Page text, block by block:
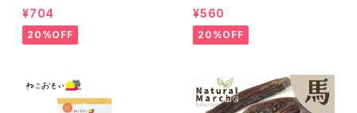
イヤークリーナー 30ml
¥704
20%OFF
ジャーキー」ジビエ鹿 おやつ
¥560
20%OFF